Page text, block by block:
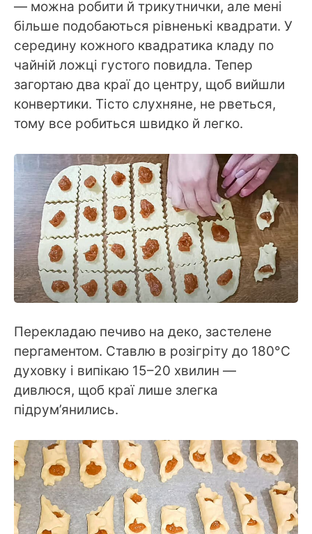
— можна робити й трикутнички, але мені
більше подобаються рівненькі квадрати. У
середину кожного квадратика кладу по
чайній ложці густого повидла. Тепер
загортаю два краї до центру, щоб вийшли
конвертики. Тісто слухняне, не рветься,
тому все робиться швидко й легко.
Перекладаю печиво на деко, застелене
пергаментом. Ставлю в розігріту до 180°C
духовку і випікаю 15–20 хвилин —
дивлюся, щоб краї лише злегка
підрум’янились.